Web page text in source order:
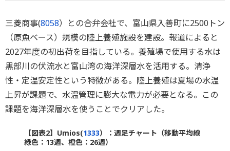
三菱商事(8058）との合弁会社で、富山県入善町に2500トン
（原魚ベース）規模の陸上養殖施設を建設。報道によると
2027年度の初出荷を目指している。養殖場で使用する水は
黒部川の伏流水と富山湾の海洋深層水を活用する。清浄
性・定温安定性という特徴がある。陸上養殖は夏場の水温
上昇が課題で、水温管理に膨大な電力が必要となる。この
課題を海洋深層水を使うことでクリアした。
【図表2】Umios(1333）：週足チャート（移動平均線
緑色：13週、橙色：26週）